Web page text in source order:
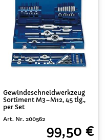
Gewindeschneidwerkzeug
Sortiment M3–M12, 45 tlg.,
per Set
Art. Nr. 200562
99,50 €